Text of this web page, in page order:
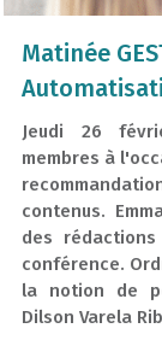
Matinée
Jeudi 26
membres à
contenus.
des
conférence.
la notion de
Dilson Varela